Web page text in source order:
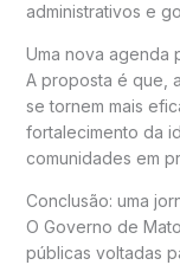
administrativos e
Uma nova agenda
A proposta é que,
se tornem mais
fortalecimento da
comunidades em
Conclusão: uma
O Governo de
públicas voltadas